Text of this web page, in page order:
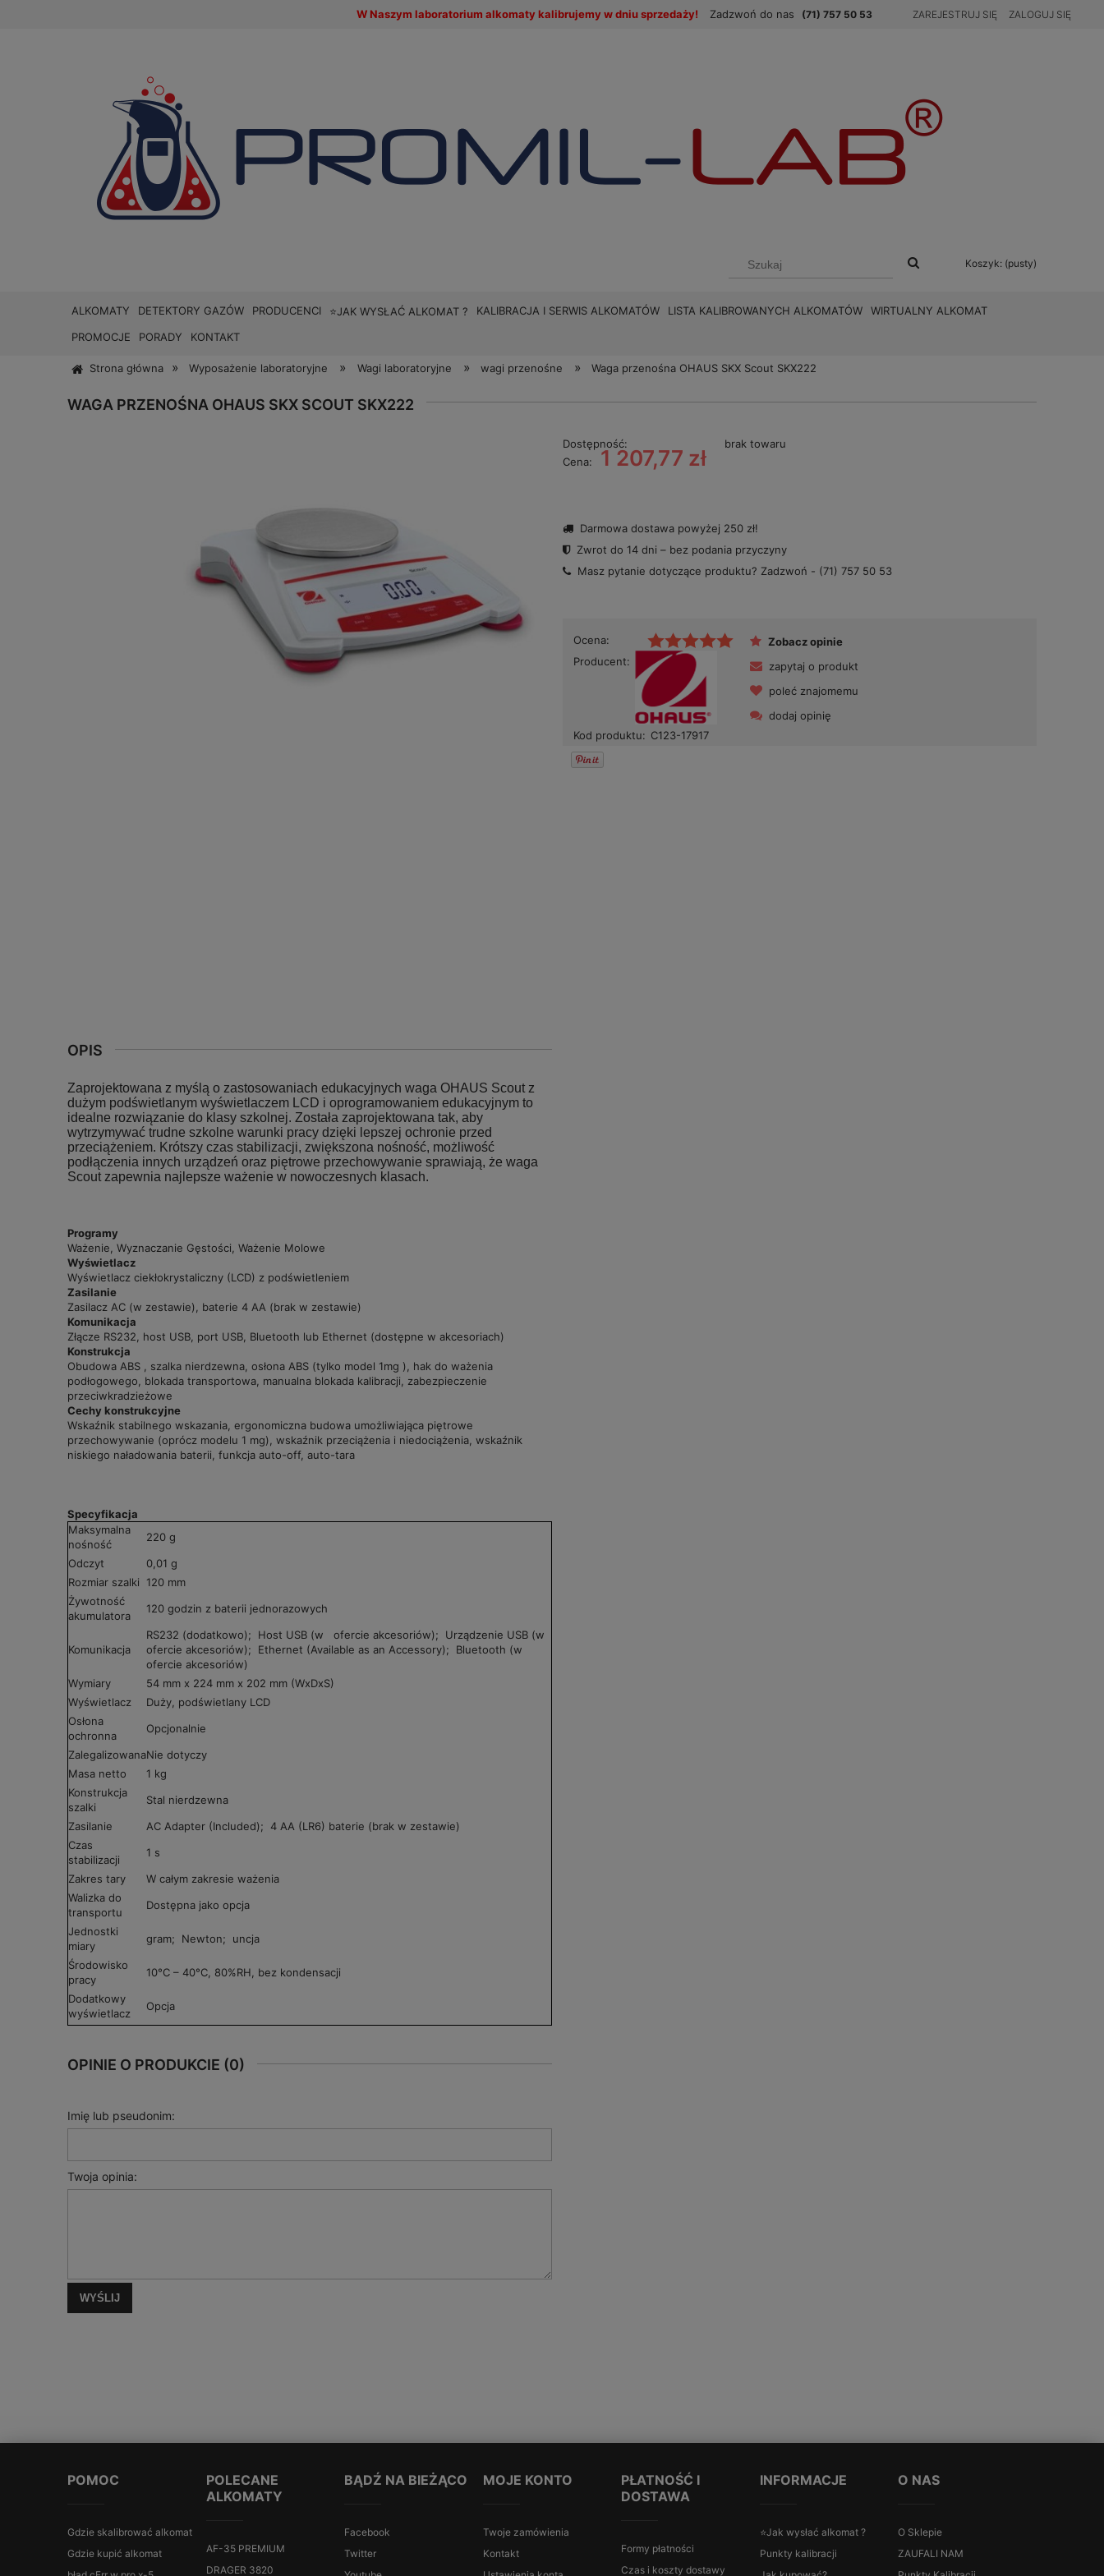
W Naszym laboratorium alkomaty kalibrujemy w dniu sprzedaży! Zadzwoń do nas (71) 757 50 53 ZAREJESTRUJ SIĘ ZALOGUJ SIĘ
Koszyk: (pusty)
ALKOMATY DETEKTORY GAZÓW PRODUCENCI ⭐JAK WYSŁAĆ ALKOMAT ? KALIBRACJA I SERWIS ALKOMATÓW LISTA KALIBROWANYCH ALKOMATÓW
WIRTUALNY ALKOMAT
PROMOCJE
PORADY KONTAKT
Strona główna » Wyposażenie laboratoryjne » Wagi laboratoryjne » wagi przenośne » Waga przenośna OHAUS SKX Scout SKX222
WAGA PRZENOŚNA OHAUS SKX SCOUT SKX222
Dostępność:
brak towaru
Cena:
1 207,77 zł
Darmowa dostawa powyżej 250 zł!
Zwrot do 14 dni – bez podania przyczyny
Masz pytanie dotyczące produktu? Zadzwoń - (71) 757 50 53
Ocena:
Producent:
Kod produktu: C123-17917
Zobacz opinie
zapytaj o produkt
poleć znajomemu
dodaj opinię
OPIS
Zaprojektowana z myślą o zastosowaniach edukacyjnych waga OHAUS Scout z
dużym podświetlanym wyświetlaczem LCD i oprogramowaniem edukacyjnym to
idealne rozwiązanie do klasy szkolnej. Została zaprojektowana tak, aby
wytrzymywać trudne szkolne warunki pracy dzięki lepszej ochronie przed
przeciążeniem. Krótszy czas stabilizacji, zwiększona nośność, możliwość
podłączenia innych urządzeń oraz piętrowe przechowywanie sprawiają, że waga
Scout zapewnia najlepsze ważenie w nowoczesnych klasach.
Programy
Ważenie, Wyznaczanie Gęstości, Ważenie Molowe
Wyświetlacz
Wyświetlacz ciekłokrystaliczny (LCD) z podświetleniem
Zasilanie
Zasilacz AC (w zestawie), baterie 4 AA (brak w zestawie)
Komunikacja
Złącze RS232, host USB, port USB, Bluetooth lub Ethernet (dostępne w akcesoriach)
Konstrukcja
Obudowa ABS , szalka nierdzewna, osłona ABS (tylko model 1mg ), hak do ważenia
podłogowego, blokada transportowa, manualna blokada kalibracji, zabezpieczenie
przeciwkradzieżowe
Cechy konstrukcyjne
Wskaźnik stabilnego wskazania, ergonomiczna budowa umożliwiająca piętrowe
przechowywanie (oprócz modelu 1 mg), wskaźnik przeciążenia i niedociążenia, wskaźnik
niskiego naładowania baterii, funkcja auto-off, auto-tara
Specyfikacja
Maksymalna
nośność
220 g
Odczyt
0,01 g
Rozmiar szalki
120 mm
Żywotność
akumulatora
120 godzin z baterii jednorazowych
Komunikacja
RS232 (dodatkowo); Host USB (w ofercie akcesoriów); Urządzenie USB (w
ofercie akcesoriów); Ethernet (Available as an Accessory); Bluetooth (w
ofercie akcesoriów)
Wymiary
54 mm x 224 mm x 202 mm (WxDxS)
Wyświetlacz
Duży, podświetlany LCD
Osłona
ochronna
Opcjonalnie
ZalegalizowanaNie dotyczy
Masa netto
1 kg
Konstrukcja
szalki
Stal nierdzewna
Zasilanie
AC Adapter (Included); 4 AA (LR6) baterie (brak w zestawie)
Czas
stabilizacji
1 s
Zakres tary
W całym zakresie ważenia
Walizka do
transportu
Dostępna jako opcja
Jednostki
miary
gram; Newton; uncja
Środowisko
pracy
10°C – 40°C, 80%RH, bez kondensacji
Dodatkowy
wyświetlacz
Opcja
OPINIE O PRODUKCIE (0)
Imię lub pseudonim:
Twoja opinia:
WYŚLIJ
POMOC
Gdzie skalibrować alkomat
Gdzie kupić alkomat
POLECANE
ALKOMATY
AF-35 PREMIUM
DRAGER 3820
BĄDŹ NA BIEŻĄCO
Facebook
Twitter
MOJE KONTO
Twoje zamówienia
Kontakt
PŁATNOŚĆ I
DOSTAWA
Formy płatności
Czas i koszty dostawy
INFORMACJE
⭐Jak wysłać alkomat ?
Punkty kalibracji
O NAS
O Sklepie
ZAUFALI NAM